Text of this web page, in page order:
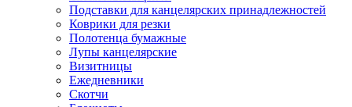
Подставки для канцелярских принадлежностей
Коврики для резки
Полотенца бумажные
Лупы канцелярские
Визитницы
Ежедневники
Скотчи